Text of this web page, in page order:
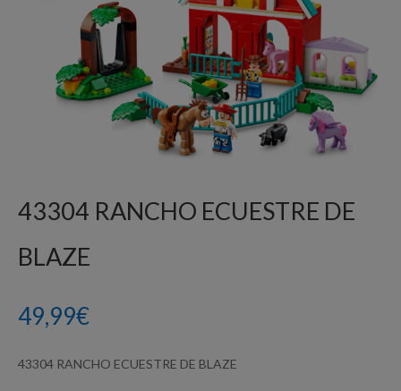
43304 RANCHO ECUESTRE DE
BLAZE
49,99€
43304 RANCHO ECUESTRE DE BLAZE